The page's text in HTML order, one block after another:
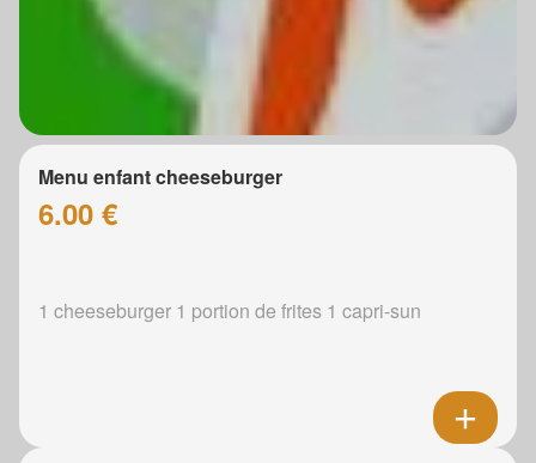
Menu enfant cheeseburger
6.00 €
1 cheeseburger 1 portion de frites 1 capri-sun